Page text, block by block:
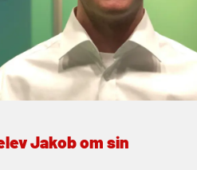
Jakob om sin